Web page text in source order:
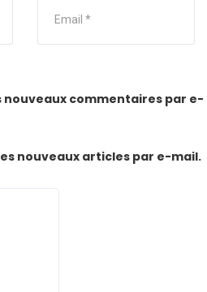
nouveaux commentaires par e-
nouveaux articles par e-mail.